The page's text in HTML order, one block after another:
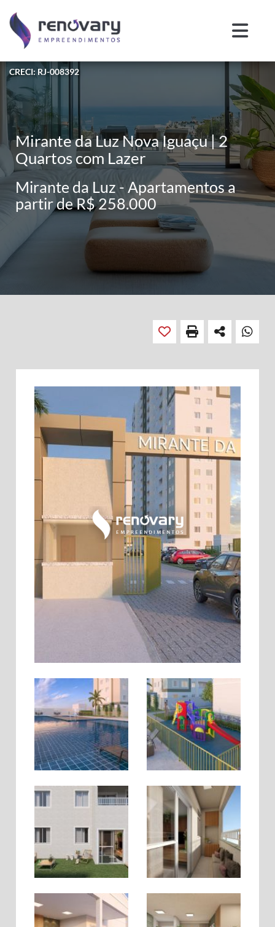
CRECI: RJ-008392
Mirante da Luz Nova Iguaçu | 2
Quartos com Lazer
Mirante da Luz - Apartamentos a
partir de R$ 258.000